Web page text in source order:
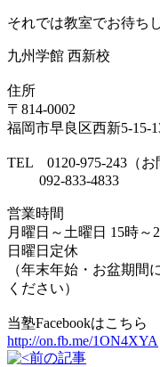
それでは教室でお待ち
九州学館 西新校
住所
〒814-0002
福岡市早良区西新5-15-
TEL 0120-975-243（お
092-833-4833
営業時間
月曜日～土曜日 15時～
日曜日定休
（年末年始・お盆期間
ください）
当塾Facebookはこちら
http://on.fb.me/1ON4XYA
前の記事